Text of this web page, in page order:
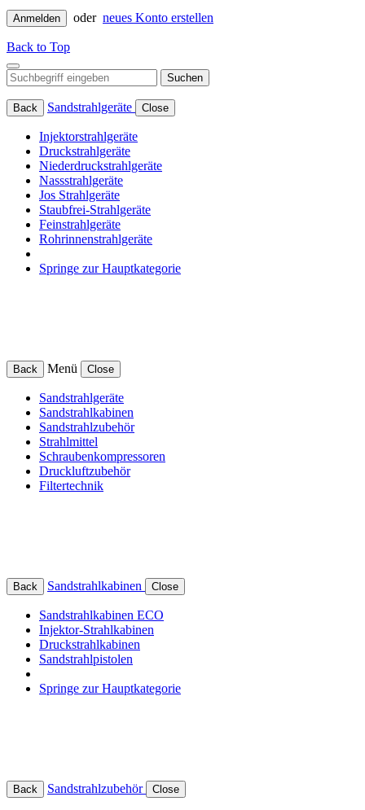
Anmelden oder neues Konto erstellen
Back to Top
Suchen
Back Sandstrahlgeräte Close
Injektorstrahlgeräte
Druckstrahlgeräte
Niederdruckstrahlgeräte
Nassstrahlgeräte
Jos Strahlgeräte
Staubfrei-Strahlgeräte
Feinstrahlgeräte
Rohrinnenstrahlgeräte
Springe zur Hauptkategorie
Back Menü Close
Sandstrahlgeräte
Sandstrahlkabinen
Sandstrahlzubehör
Strahlmittel
Schraubenkompressoren
Druckluftzubehör
Filtertechnik
Back Sandstrahlkabinen Close
Sandstrahlkabinen ECO
Injektor-Strahlkabinen
Druckstrahlkabinen
Sandstrahlpistolen
Springe zur Hauptkategorie
Back Sandstrahlzubehör Close